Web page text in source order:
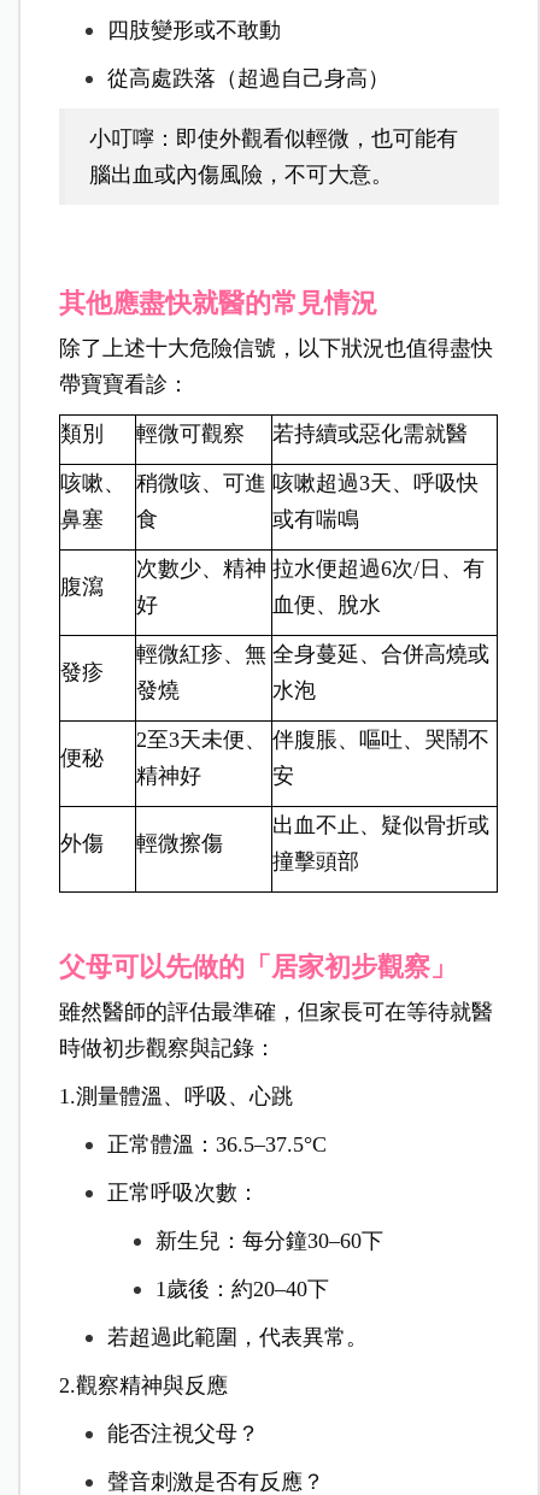
四肢變形或不敢動
從高處跌落（超過自己身高）
小叮嚀：即使外觀看似輕微，也可能有
腦出血或內傷風險，不可大意。
其他應盡快就醫的常見情況
除了上述十大危險信號，以下狀況也值得盡快
帶寶寶看診：
類別 輕微可觀察 若持續或惡化需就醫
咳嗽、
鼻塞
稍微咳、可進
食
咳嗽超過3天、呼吸快
或有喘鳴
腹瀉
次數少、精神
好
拉水便超過6次/日、有
血便、脫水
發疹
輕微紅疹、無
發燒
全身蔓延、合併高燒或
水泡
便秘
2至3天未便、
精神好
伴腹脹、嘔吐、哭鬧不
安
外傷 輕微擦傷
出血不止、疑似骨折或
撞擊頭部
父母可以先做的「居家初步觀察」
雖然醫師的評估最準確，但家長可在等待就醫
時做初步觀察與記錄：
1.測量體溫、呼吸、心跳
正常體溫：36.5–37.5°C
正常呼吸次數：
新生兒：每分鐘30–60下
1歲後：約20–40下
若超過此範圍，代表異常。
2.觀察精神與反應
能否注視父母？
聲音刺激是否有反應？